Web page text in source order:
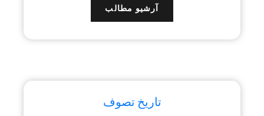
آرشیو مطالب
تاریخ تصوف